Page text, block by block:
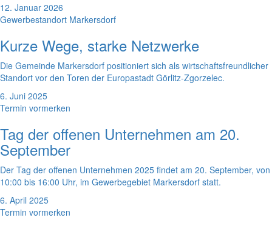
12. Januar 2026
Gewerbestandort Markersdorf
Kurze Wege, starke Netzwerke
Die Gemeinde Markersdorf positioniert sich als wirtschaftsfreundlicher
Standort vor den Toren der Europastadt Görlitz-Zgorzelec.
6. Juni 2025
Termin vormerken
Tag der offenen Unternehmen am 20.
September
Der Tag der offenen Unternehmen 2025 findet am 20. September, von
10:00 bis 16:00 Uhr, im Gewerbegebiet Markersdorf statt.
6. April 2025
Termin vormerken